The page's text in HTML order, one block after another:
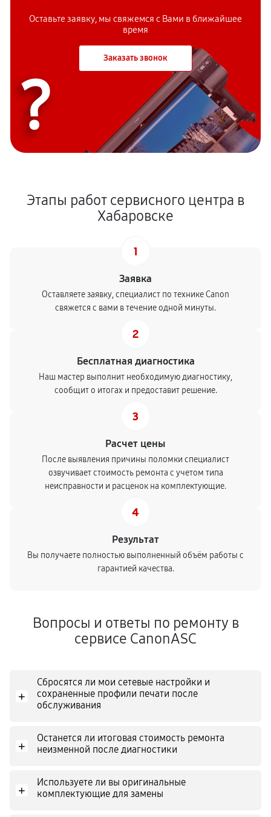
Оставьте заявку, мы свяжемся с Вами в ближайшее
время
Заказать звонок
?
Этапы работ сервисного центра в
Хабаровске
1
Заявка
Оставляете заявку, специалист по технике Canon
свяжется с вами в течение одной минуты.
2
Бесплатная диагностика
Наш мастер выполнит необходимую диагностику,
сообщит о итогах и предоставит решение.
3
Расчет цены
После выявления причины поломки специалист
озвучивает стоимость ремонта с учетом типа
неисправности и расценок на комплектующие.
4
Результат
Вы получаете полностью выполненный объём работы с
гарантией качества.
Вопросы и ответы по ремонту в
сервисе CanonASC
+
Сбросятся ли мои сетевые настройки и
сохраненные профили печати после
обслуживания
+
Останется ли итоговая стоимость ремонта
неизменной после диагностики
+
Используете ли вы оригинальные
комплектующие для замены